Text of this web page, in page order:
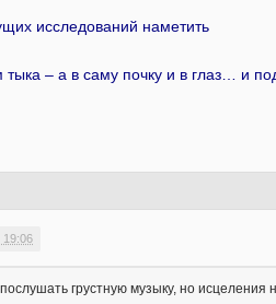
исследований наметить
тыка – а в саму почку и в глаз… и
19:06
грустную музыку, но исцеления